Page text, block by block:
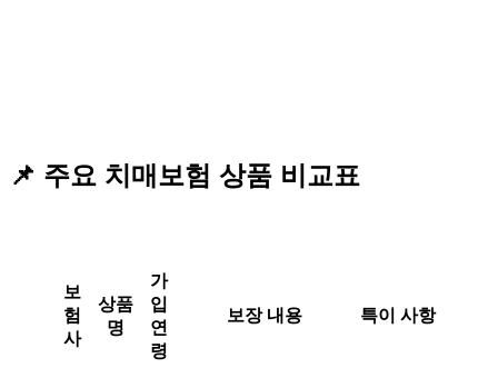
📌 주요 치매보험 상품 비교표
보
험
사
상품
명
가
입
연
령
보장 내용 특이 사항